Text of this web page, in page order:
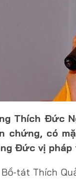
Thích Đức
chứng, có
Đức vị
tát Thích